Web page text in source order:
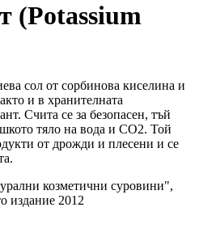
(Potassium
сол от сорбинова киселина и
и в хранителната
Счита се за безопасен, тъй
тяло на вода и СО2. Той
от дрожди и плесени и се
козметични суровини",
издание 2012